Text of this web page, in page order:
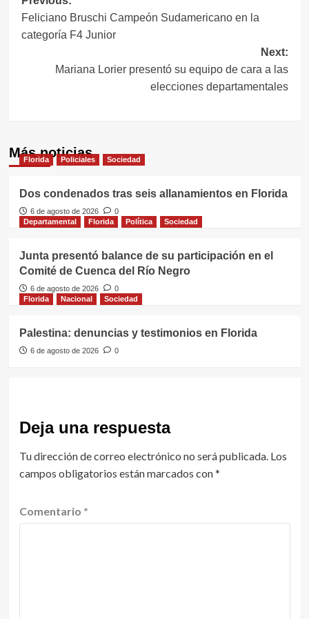
de
entradas
Feliciano Bruschi Campeón Sudamericano en la
categoría F4 Junior
Next:
Mariana Lorier presentó su equipo de cara a las
elecciones departamentales
Más noticias
Florida Policiales Sociedad
Dos condenados tras seis allanamientos en Florida
6 de agosto de 2026
0
Departamental
Florida Política Sociedad
Junta presentó balance de su participación en el
Comité de Cuenca del Río Negro
6 de agosto de 2026
0
Florida
Nacional Sociedad
Palestina: denuncias y testimonios en Florida
6 de agosto de 2026 0
Deja una respuesta
Tu dirección de correo electrónico no será publicada. Los
campos obligatorios están marcados con*
Comentario *